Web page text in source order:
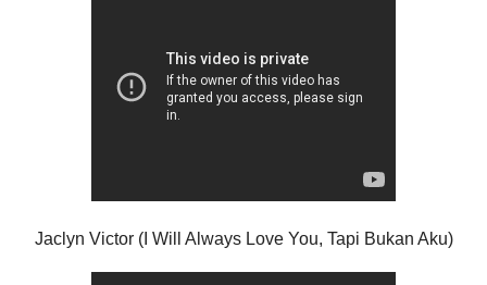
Jaclyn Victor (I Will Always Love You, Tapi Bukan Aku)